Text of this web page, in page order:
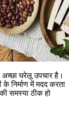
घरेलू उपचार है।
निर्माण में मदद करता
समस्या ठीक हो